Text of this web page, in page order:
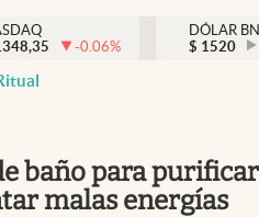
México
-0.06%
DÓLAR
$ 1520
baño para purificar
malas energías